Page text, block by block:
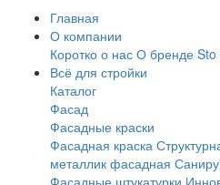
Главная
О компании
Коротко о нас О бренде Sto
Всё для стройки
Каталог
Фасад
Фасадные краски
Фасадная краска
металлик фасадная
Фасадные штукатурки